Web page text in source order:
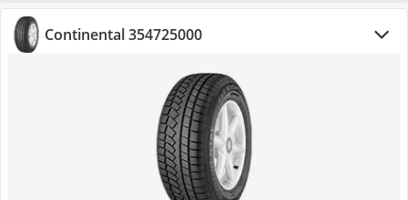
Continental 354725000